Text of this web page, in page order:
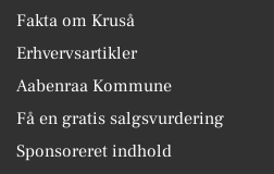
Fakta om Kruså
Erhvervsartikler
Aabenraa Kommune
Få en gratis salgsvurdering
Sponsoreret indhold